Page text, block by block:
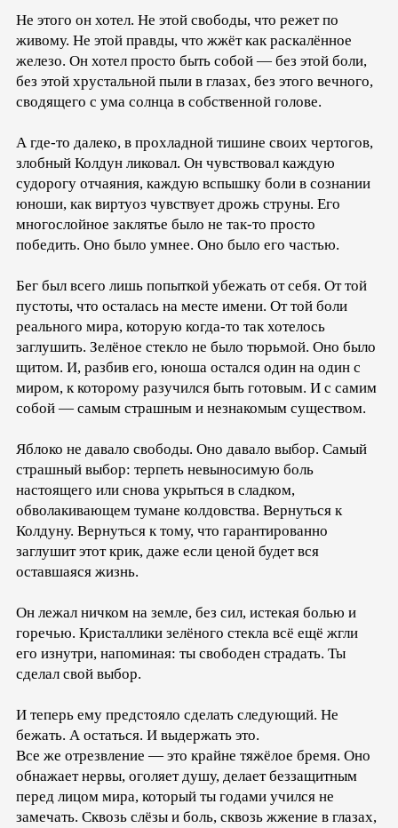
Не этого он хотел. Не этой свободы, что режет по
живому. Не этой правды, что жжёт как раскалённое
железо. Он хотел просто быть собой — без этой боли,
без этой хрустальной пыли в глазах, без этого вечного,
сводящего с ума солнца в собственной голове.
А где-то далеко, в прохладной тишине своих чертогов,
злобный Колдун ликовал. Он чувствовал каждую
судорогу отчаяния, каждую вспышку боли в сознании
юноши, как виртуоз чувствует дрожь струны. Его
многослойное заклятье было не так-то просто
победить. Оно было умнее. Оно было его частью.
Бег был всего лишь попыткой убежать от себя. От той
пустоты, что осталась на месте имени. От той боли
реального мира, которую когда-то так хотелось
заглушить. Зелёное стекло не было тюрьмой. Оно было
щитом. И, разбив его, юноша остался один на один с
миром, к которому разучился быть готовым. И с самим
собой — самым страшным и незнакомым существом.
Яблоко не давало свободы. Оно давало выбор. Самый
страшный выбор: терпеть невыносимую боль
настоящего или снова укрыться в сладком,
обволакивающем тумане колдовства. Вернуться к
Колдуну. Вернуться к тому, что гарантированно
заглушит этот крик, даже если ценой будет вся
оставшаяся жизнь.
Он лежал ничком на земле, без сил, истекая болью и
горечью. Кристаллики зелёного стекла всё ещё жгли
его изнутри, напоминая: ты свободен страдать. Ты
сделал свой выбор.
И теперь ему предстояло сделать следующий. Не
бежать. А остаться. И выдержать это.
Все же отрезвление — это крайне тяжёлое бремя. Оно
обнажает нервы, оголяет душу, делает беззащитным
перед лицом мира, который ты годами учился не
замечать. Сквозь слёзы и боль, сквозь жжение в глазах,